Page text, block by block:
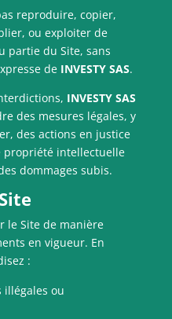
reproduire, copier,
ou exploiter de
partie du Site, sans
de INVESTY SAS.
INVESTY SAS
des mesures légales, y
des actions en justice
propriété intellectuelle
dommages subis.
le Site de manière
en vigueur. En
:
illégales ou